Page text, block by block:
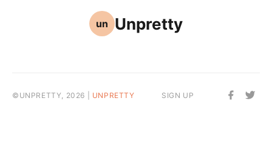
un Unpretty
©UNPRETTY, 2026 | UNPRETTY SIGN UP